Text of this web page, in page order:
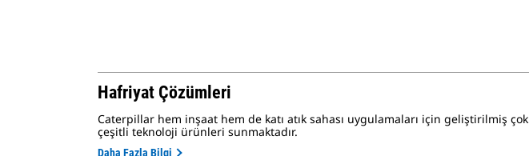
Hafriyat Çözümleri
Caterpillar hem inşaat hem de katı atık sahası uygulamaları için geliştirilmiş çok
çeşitli teknoloji ürünleri sunmaktadır.
Daha Fazla Bilgi